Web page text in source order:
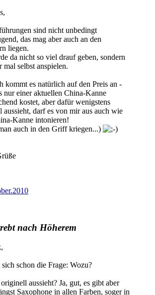
sind nicht unbedingt
das mag aber auch an den
liegen.
da nicht so viel drauf geben, sondern
mal selbst anspielen.
kommt es natürlich auf den Preis an -
nur einer aktuellen China-Kanne
kostet, aber dafür wenigstens
aussieht, darf es von mir aus auch wie
Kanne intonieren!
auch in den Griff kriegen...)
nach Höherem
sich schon die Frage: Wozu?
aussieht? Ja, gut, es gibt aber
Saxophone in allen Farben, soger in